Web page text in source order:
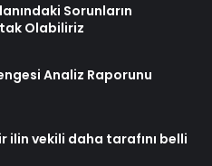
Sorunların
Olabiliriz
Analiz Raporunu
ilin vekili daha tarafını belli